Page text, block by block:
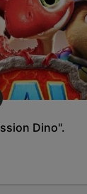
Dino".